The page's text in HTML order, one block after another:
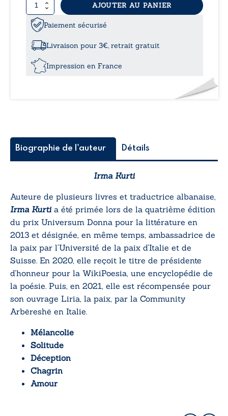
quantité
de
Ce
n'est
pas
rêve
AJOUTER AU PANIER
Paiement sécurisé
Livraison pour 3€, retrait gratuit
Impression en France
Biographie de l'auteur Détails
Irma Kurti
Auteure de plusieurs livres et traductrice albanaise,
Irma Kurtia été primée lors de la quatrième édition
du prix Universum Donna pour la littérature en
2013 et désignée, en même temps, ambassadrice de
la paix par l’Université de la paix d’Italie et de
Suisse. En 2020, elle reçoit le titre de présidente
d’honneur pour la WikiPoesia, une encyclopédie de
la poésie. Puis, en 2021, elle est récompensée pour
son ouvrage Liria, la paix, par la Community
Arbëreshë en Italie.
Mélancolie
Solitude
Déception
Chagrin
Amour